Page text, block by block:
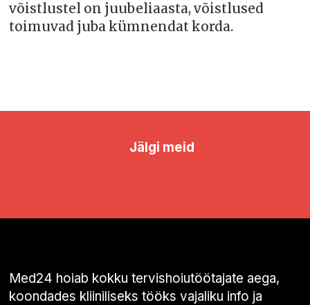
võistlustel on juubeliaasta, võistlused
toimuvad juba kümnendat korda.
Jälgi meid
Med24 hoiab kokku tervishoiutöötajate aega,
koondades kliiniliseks tööks vajaliku info ja